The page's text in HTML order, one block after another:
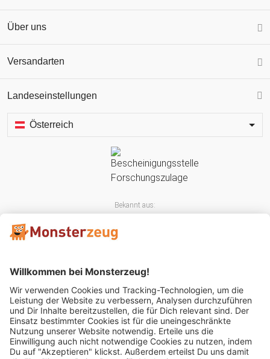
Über uns
Versandarten
Landeseinstellungen
Österreich
Bekannt aus:
Mitglied im: